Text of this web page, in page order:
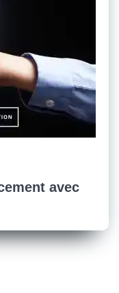
avec